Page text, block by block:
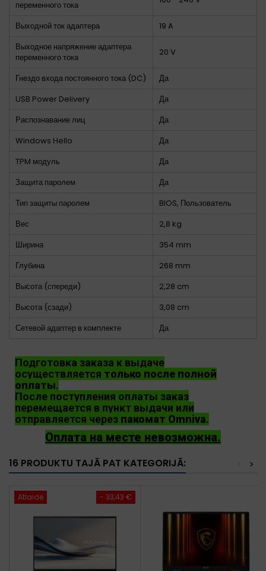
переменного тока
Выходной ток адаптера
19 A
Выходное напряжение адаптера
переменного тока
20 V
Гнездо входа постоянного тока (DC)
Да
USB Power Delivery
Да
Распознавание лиц
Да
Windows Hello
Да
TPM модуль
Да
Защита паролем
Да
Тип защиты паролем
BIOS, Пользователь
Вес
2,8 kg
Ширина
354 mm
Глубина
268 mm
Высота (спереди)
2,28 cm
Высота (сзади)
3,08 cm
Сетевой адаптер в комплекте
Да
Подготовка заказа к выдаче
осуществляется только после полной
оплаты.
После поступления оплаты заказ
перемещается в пункт выдачи или
отправляется через пакомат Omniva.
Оплата на месте невозможна.
16 PRODUKTU TAJĀ PAT KATEGORIJĀ: >
- 33,43 €
Atlaide